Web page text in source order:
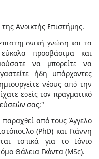
Ανοικτής Επιστήμης.
γνώση και τα
προσβάσιμα και
να μπορείτε να
ήδη υπάρχοντες
νέους από την
εσείς τον πραγματικό
σας;"
από τους Άγγελο
(PhD) και Γιάννη
τοπικά για το Ιόνιο
Θάλεια Γκόντα (MSc).